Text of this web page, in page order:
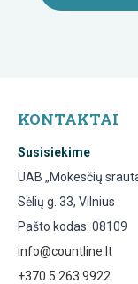
KONTAKTAI
Susisiekime
UAB „Mokesčių
Sėlių g. 33, Vilnius
Pašto kodas: 08109
info@countline.lt
+370 5 263 9922